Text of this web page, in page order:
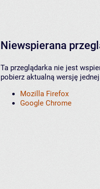
Niewspierana
Ta przeglądarka nie jest
pobierz aktualną wersję
Mozilla Firefox
Google Chrome